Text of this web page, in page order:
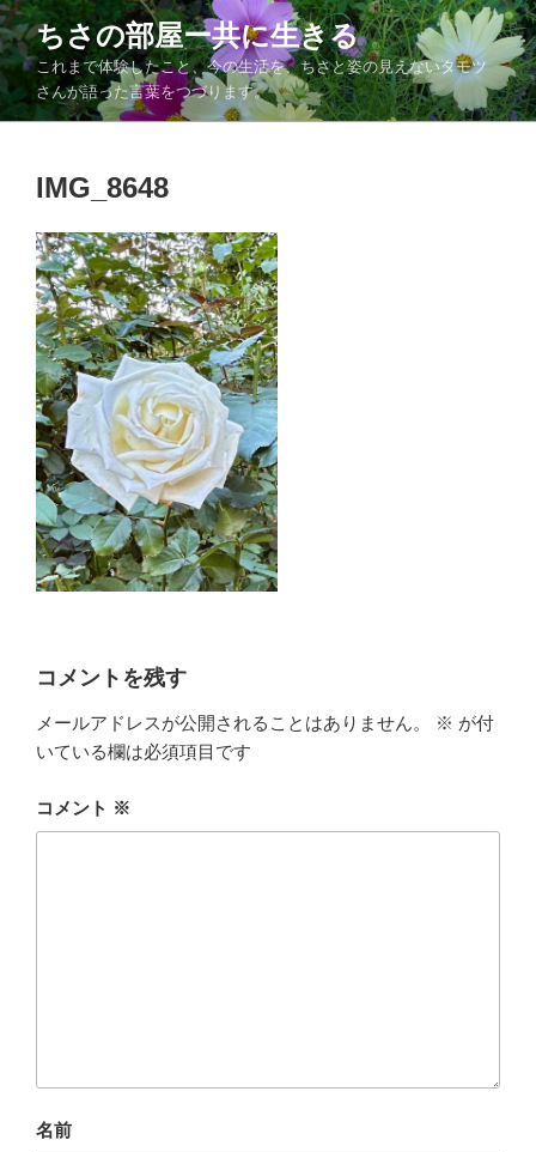
コ
ン
テ
ン
ツ
ちさの部屋ー共に生きる
これまで体験したこと、今の生活を、ちさと姿の見えないタモツ
さんが語った言葉をつづります。
IMG_8648
コメントを残す
メールアドレスが公開されることはありません。 ※ が付
いている欄は必須項目です
コメント ※
名前